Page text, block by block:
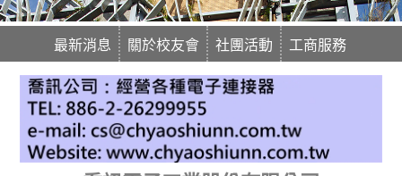
最新消息 關於校友會 社團活動 工商服務